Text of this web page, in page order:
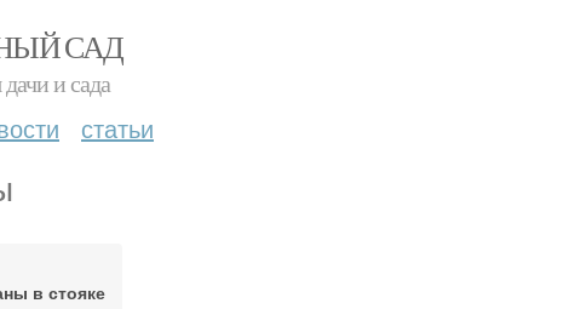
САД
дачи и сада
статьи
в стояке